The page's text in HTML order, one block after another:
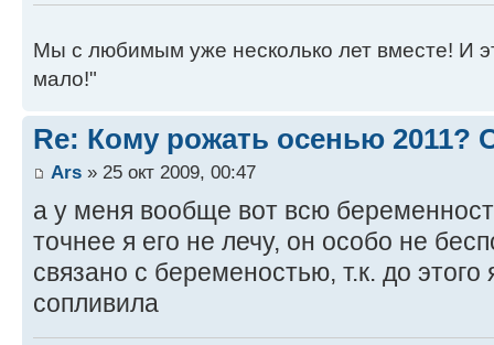
Мы с любимым уже несколько лет вместе! И
мало!"
Re: Кому рожать осенью 2011?
Ars » 25 окт 2009, 00:47
а у меня вообще вот всю
точнее я его не лечу, он особо не
связано с беременостью, т.к. до
сопливила